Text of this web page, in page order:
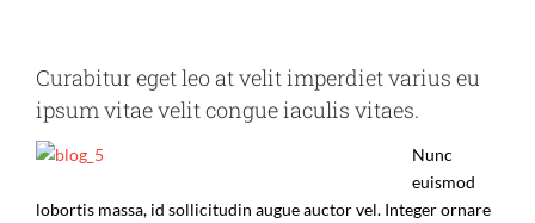
Curabitur eget leo at velit imperdiet varius eu
ipsum vitae velit congue iaculis vitaes.
Nunc
euismod
lobortis massa, id sollicitudin augue auctor vel. Integer ornare